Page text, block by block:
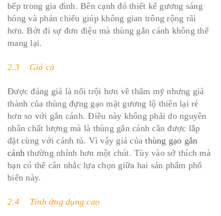
bếp trong gia đình. Bên cạnh đó thiết kế gương sáng
bóng và phản chiếu giúp không gian trông rộng rãi
hơn. Bớt đi sự đơn điệu mà thùng gắn cánh không thể
mang lại.
2.3 Giá cả
Được đáng giá là nổi trội hơn về thẩm mỹ nhưng giá
thành của thùng đựng gạo mặt gương lộ thiên lại rẻ
hơn so với gắn cánh. Điều này không phải do nguyên
nhân chất lượng mà là thùng gắn cánh cần được lắp
đặt cùng với cánh tủ. Vì vậy giá củathùng gạo gắn
cánh thường nhỉnh hơn một chút. Tùy vào sở thích mà
bạn có thể cân nhắc lựa chọn giữa hai sản phẩm phổ
biến này.
2.4 Tính ứng dụng cao